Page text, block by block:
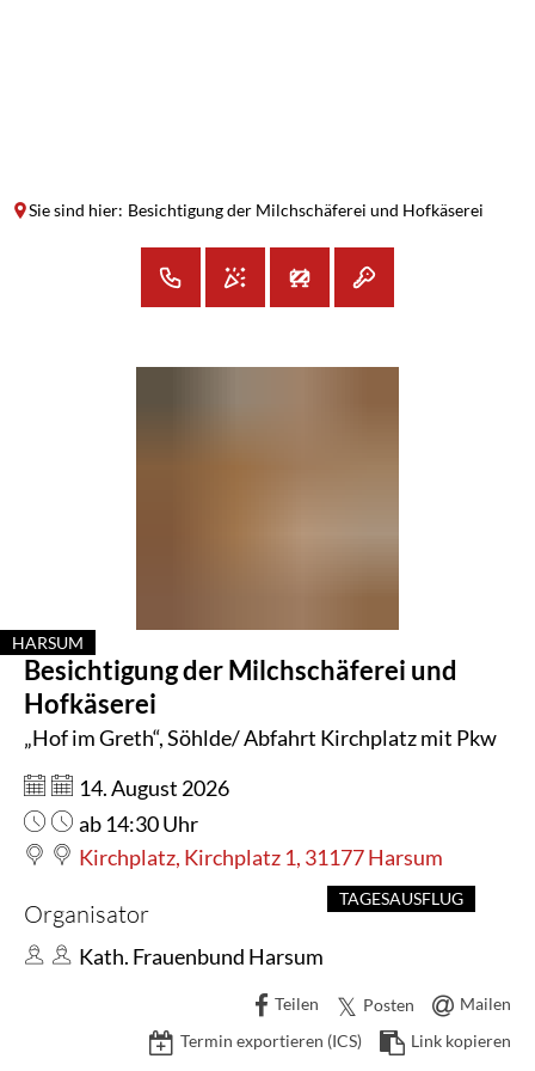
Sie sind hier: Besichtigung der Milchschäferei und Hofkäserei
Hofkäserei
HARSUM
KATEGORIE: HARSUM
Besichtigung der Milchschäferei und
Hofkäserei
„Hof im Greth“, Söhlde/ Abfahrt Kirchplatz mit Pkw
Datum:
14. August 2026
Uhrzeit:
ab 14:30 Uhr
Kirchplatz, Kirchplatz 1, 31177 Harsum
Organisator
Kath. Frauenbund Harsum
TAGESAUSFLUG
Teilen Posten
Mailen
Termin exportieren (ICS)
Link kopieren